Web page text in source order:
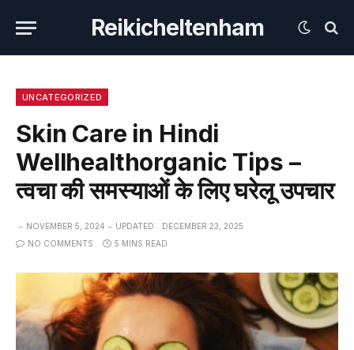
Reikicheltenham
UNCATEGORIZED
Skin Care in Hindi
Wellhealthorganic Tips –
त्वचा की समस्याओं के लिए घरेलू उपचार
NOVEMBER 5, 2024 UPDATED:
DECEMBER 23, 2025
NO COMMENTS
5 MINS READ